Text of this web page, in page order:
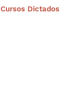
Cursos Dictados